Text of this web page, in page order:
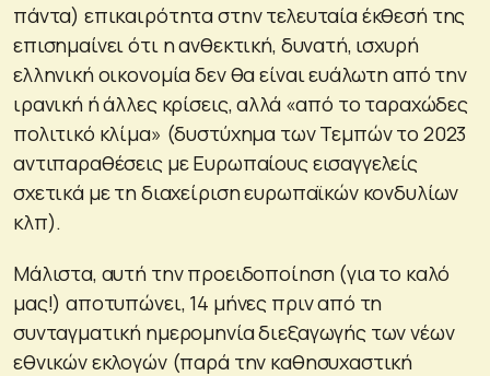
πάντα) επικαιρότητα στην τελευταία έκθεσή της
επισημαίνει ότι η ανθεκτική, δυνατή, ισχυρή
ελληνική οικονομία δεν θα είναι ευάλωτη από την
ιρανική ή άλλες κρίσεις, αλλά «από το ταραχώδες
πολιτικό κλίμα» (δυστύχημα των Τεμπών το 2023
αντιπαραθέσεις με Ευρωπαίους εισαγγελείς
σχετικά με τη διαχείριση ευρωπαϊκών κονδυλίων
κλπ).
Μάλιστα, αυτή την προειδοποίηση (για το καλό
μας!) αποτυπώνει, 14 μήνες πριν από τη
συνταγματική ημερομηνία διεξαγωγής των νέων
εθνικών εκλογών (παρά την καθησυχαστική